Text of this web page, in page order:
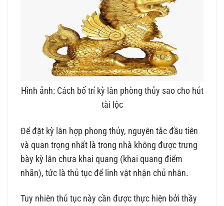
Hình ảnh: Cách bố trí kỳ lân phòng thủy sao cho hút
tài lộc
Để đặt kỳ lân hợp phong thủy, nguyên tắc đầu tiên
và quan trọng nhất là trong nhà không được trưng
bày kỳ lân chưa khai quang (khai quang điểm
nhãn), tức là thủ tục để linh vật nhận chủ nhân.
Tuy nhiên thủ tục này cần được thực hiện bởi thầy